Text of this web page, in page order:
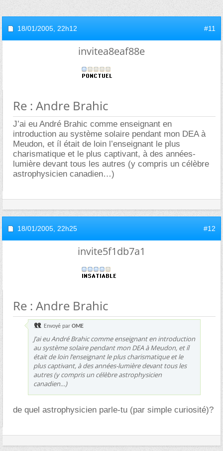
18/01/2005, 22h12 #11
invitea8eaf88e
Re : Andre Brahic
J’ai eu André Brahic comme enseignant en
introduction au système solaire pendant mon DEA à
Meudon, et íl était de loin l’enseignant le plus
charismatique et le plus captivant, à des années-
lumière devant tous les autres (y compris un célèbre
astrophysicien canadien…)
18/01/2005, 22h25 #12
invite5f1db7a1
Re : Andre Brahic
Envoyé par OME
J’ai eu André Brahic comme enseignant en introduction
au système solaire pendant mon DEA à Meudon, et íl
était de loin l’enseignant le plus charismatique et le
plus captivant, à des années-lumière devant tous les
autres (y compris un célèbre astrophysicien
canadien…)
de quel astrophysicien parle-tu (par simple curiosité)?